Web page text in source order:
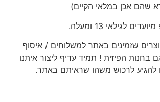
שהם אכן במלאי הקיים)
לגילאי 13 ומעלה.
שזמינים באתר למשלוחים / איסוף
בחנות הפיזית ! תמיד עדיף ליצור איתנו
להגיע לרכוש משהו שראיתם באתר.